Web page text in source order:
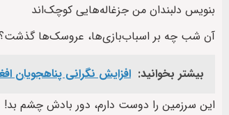
بنویس دلبندان من جزغاله‌هایی کوچک‌اند
آن شب چه بر اسباب‌بازی‌‌ها، عروسک‌ها
بیشتر بخوانید: افزایش نگرانی پناهجویان
این سرزمین را دوست دارم، دور بادش چشم بد!